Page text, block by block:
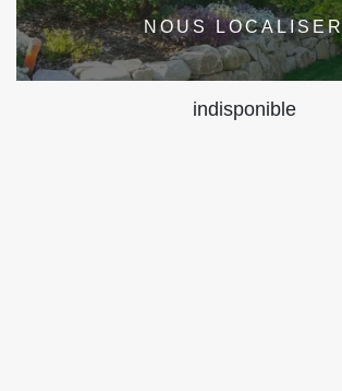
NOUS LOCALISER
indisponible